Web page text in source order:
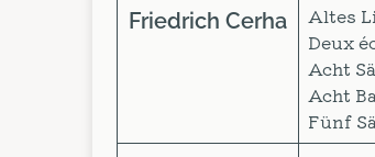
Friedrich Cerha
Altes
Deux
Acht
Acht
Fünf